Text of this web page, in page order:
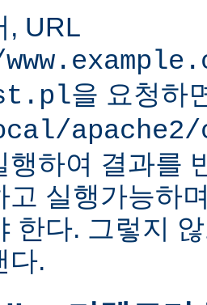
, URL
을 요청하
행하여 결과를
고 실행가능하
한다. 그렇지
다.